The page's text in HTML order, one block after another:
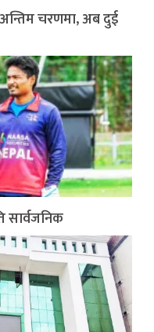
चरणमा, अब दुई
सार्वजनिक